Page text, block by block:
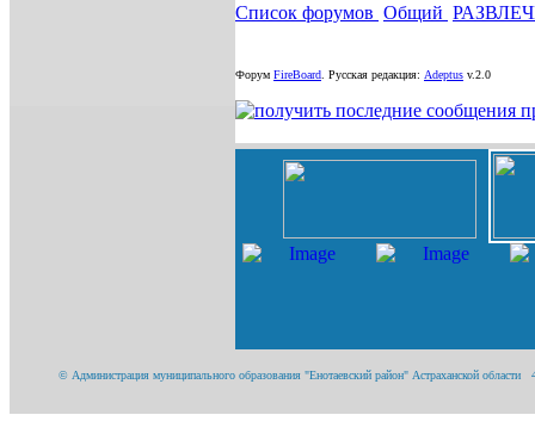
Список форумов Общий
Форум FireBoard Русская редакция: Adeptus v.2.0
© Администрация муниципального образования "Енотаевский район" Астраханской